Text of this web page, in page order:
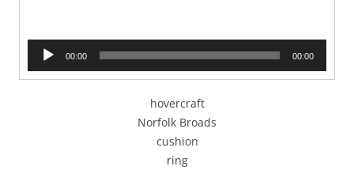
播
00:00 00:00
hovercraft
Norfolk Broads
cushion
ring